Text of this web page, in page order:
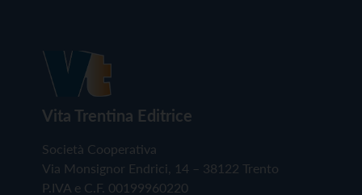
Vita Trentina Editrice
Società Cooperativa
Via Monsignor Endrici, 14 – 38122 Trento
P.IVA e C.F. 00199960220